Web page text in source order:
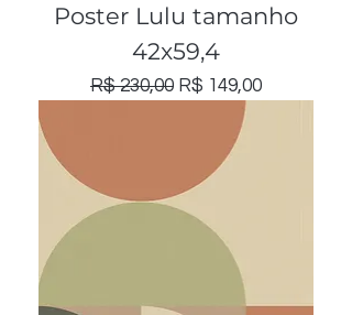
Poster Lulu tamanho
42x59,4
Preço normal
R$ 230,00 Preço promocional
R$ 149,00